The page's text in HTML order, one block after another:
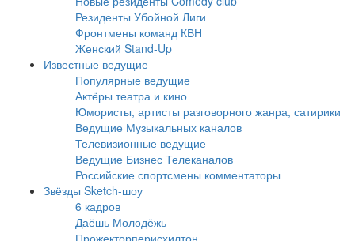
Резиденты Убойной Лиги
Фронтмены команд КВН
Женский Stand-Up
Известные ведущие
Популярные ведущие
Актёры театра и кино
Юмористы, артисты разговорного жанра, сатирики
Ведущие Музыкальных каналов
Телевизионные ведущие
Ведущие Бизнес Телеканалов
Российские спортсмены комментаторы
Звёзды Sketch-шоу
6 кадров
Даёшь Молодёжь